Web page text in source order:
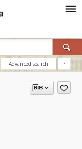
Advanced search ?